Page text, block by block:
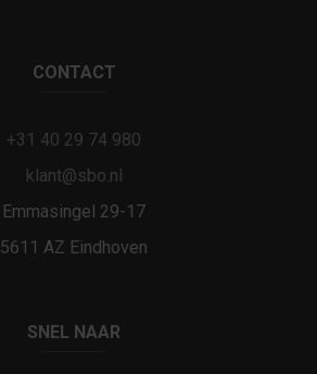
CONTACT
+31 40 29 74 980
klant@sbo.nl
Emmasingel 29-17
5611 AZ Eindhoven
SNEL NAAR